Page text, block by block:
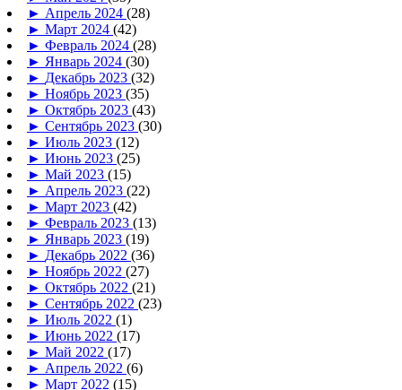
► Апрель 2024 (28)
► Март 2024 (42)
► Февраль 2024 (28)
► Январь 2024 (30)
► Декабрь 2023 (32)
► Ноябрь 2023 (35)
► Октябрь 2023 (43)
► Сентябрь 2023 (30)
► Июль 2023 (12)
► Июнь 2023 (25)
► Май 2023 (15)
► Апрель 2023 (22)
► Март 2023 (42)
► Февраль 2023 (13)
► Январь 2023 (19)
► Декабрь 2022 (36)
► Ноябрь 2022 (27)
► Октябрь 2022 (21)
► Сентябрь 2022 (23)
► Июль 2022 (1)
► Июнь 2022 (17)
► Май 2022 (17)
► Апрель 2022 (6)
► Март 2022 (15)